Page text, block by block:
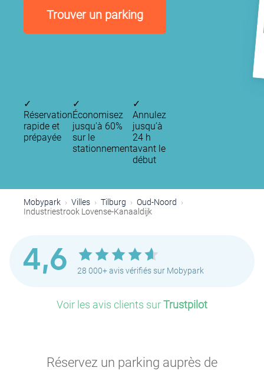
Trouver un parking
✓
Réservation
rapide et
prépayée
✓
Économisez
jusqu'à 60%
sur le
stationnement
✓
Annulez
jusqu’à
24 h
avant le
début
Mobypark Villes Tilburg
Oud-Noord
Industriestrook Lovense-Kanaaldijk
4,6 28 000+ avis vérifiés sur Mobypark
Voir les avis clients surTrustpilot
Réservez un parking auprès de